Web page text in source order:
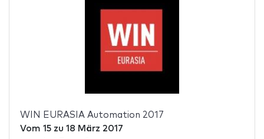
WIN EURASIA Automation 2017
Vom 15zu 18 März 2017